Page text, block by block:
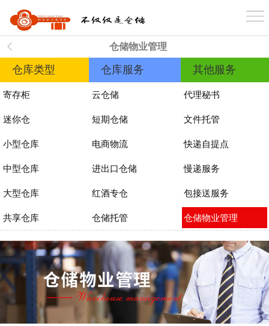
仓储物业管理
仓库类型 仓库服务 其他服务
寄存柜 云仓储 代理秘书
迷你仓 短期仓储 文件托管
小型仓库 电商物流 快递自提点
中型仓库 进出口仓储 慢递服务
大型仓库 红酒专仓 包接送服务
共享仓库 仓储托管 仓储物业管理
关于我们
业务介绍
仓库分布
案例展示
新闻资讯
仓储问答